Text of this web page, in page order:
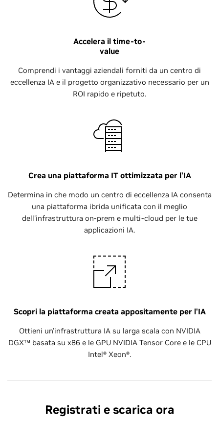
Accelera il time-to-
value
Comprendi i vantaggi aziendali forniti da un centro di
eccellenza IA e il progetto organizzativo necessario per un
ROI rapido e ripetuto.
Crea una piattaforma IT ottimizzata per l'IA
Determina in che modo un centro di eccellenza IA consenta
una piattaforma ibrida unificata con il meglio
dell'infrastruttura on-prem e multi-cloud per le tue
applicazioni IA.
Scopri la piattaforma creata appositamente per l'IA
Ottieni un'infrastruttura IA su larga scala con NVIDIA
DGX™ basata su x86 e le GPU NVIDIA Tensor Core e le CPU
Intel® Xeon®.
Registrati e scarica ora